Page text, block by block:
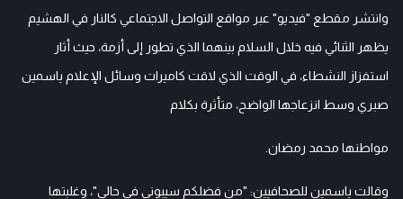
وانتشر مقطع "فيديو" عبر مواقع التواصل الاجتماعي كالنار في الهشيم
يظهر الثنائي فيه خلال السلام بينهما الذي تطور إلى أزمة، حيث أثار
استفزاز النشطاء، في الوقت الذي لاقت كاميرات وسائل الإعلام ياسمين
صبري وسط انزعاجها الواضح، متأثرة بكلام
مواطنها محمد رمضان.
وقالت ياسمين للصحافيين: "من فضلكم سيبوني في حالي"، وغلبتها